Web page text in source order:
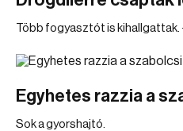
Több fogyasztót is kihallgattak.
Egyhetes razzia a
Sok a gyorshajtó.